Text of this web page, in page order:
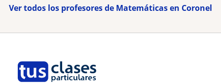
Ver todos los profesores de Matemáticas en Coronel